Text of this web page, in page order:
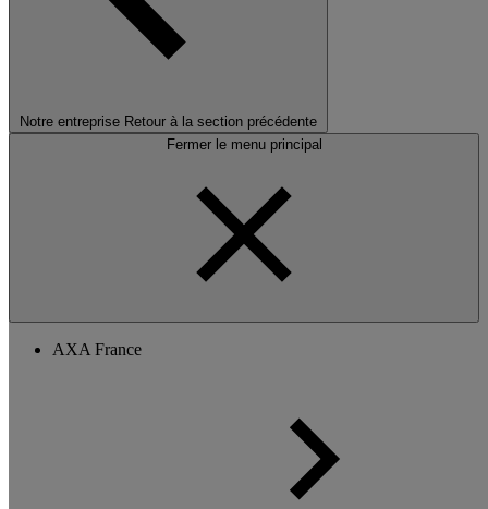
Notre entreprise Retour à la section précédente
Fermer le menu principal
AXA France